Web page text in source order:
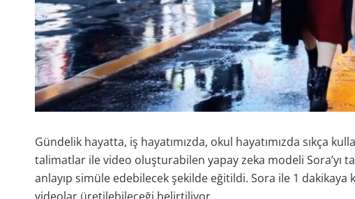
Gündelik hayatta, iş hayatımızda, okul hayatımızda sıkça
talimatlar ile video oluşturabilen yapay zeka modeli Sora’yı
anlayıp simüle edebilecek şekilde eğitildi. Sora ile 1